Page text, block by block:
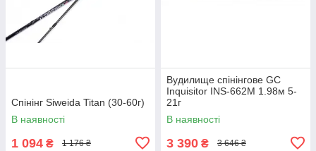
Спінінг Siweida Titan (30-60г)
В наявності
1 094 ₴ 1 176 ₴
Вудилище спінінгове GC
Inquisitor INS-662M 1.98м 5-
21г
В наявності
3 390 ₴ 3 646 ₴